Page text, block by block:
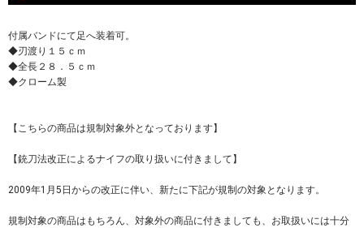
付属バンドにて足へ装着可。
◆刃渡り１５ｃｍ
◆全長２８．５ｃｍ
◆クローム製
【こちらの商品は規制対象外となっております】
【銃刀法改正によるナイフの取り扱いに付きまして】
2009年1月5日からの改正に伴い、新たに下記が規制の対象となります。
規制対象の商品はもちろん、対象外の商品に付きましても、お取扱いには十分